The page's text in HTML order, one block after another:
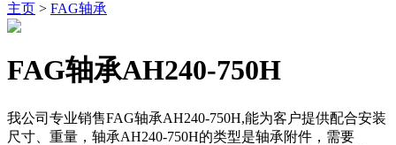
主页 > FAG轴承
FAG轴承AH240-750H
我公司专业销售FAG轴承AH240-750H,能为客户提供配合安装
尺寸、重量，轴承AH240-750H的类型是轴承附件，需要